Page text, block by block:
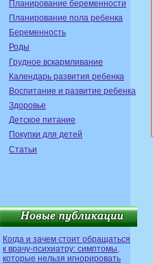
Планирование беременности
Планирование пола ребенка
Беременность
Роды
Грудное вскармливание
Календарь развития ребенка
Воспитание и развитие ребенка
Здоровье
Детское питание
Покупки для детей
Статьи
Когда и зачем стоит обращаться
к врачу-психиатру: симптомы,
которые нельзя игнорировать